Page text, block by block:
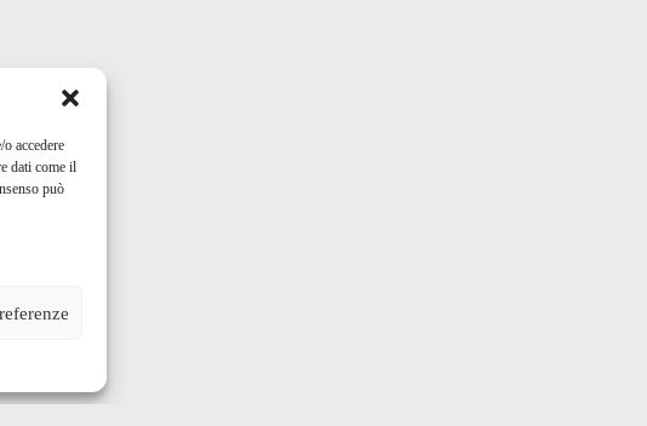
accedere
dati come il
può